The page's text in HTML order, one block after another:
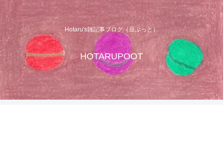
Hotaru's雑記事ブログ（豆ぷっと）
HOTARUPOOT